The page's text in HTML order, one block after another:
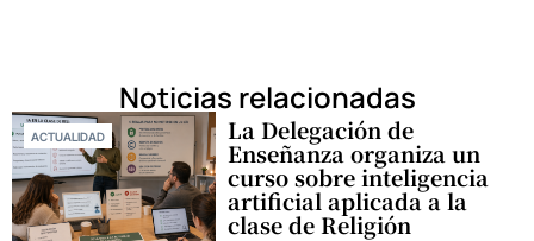
Noticias relacionadas
ACTUALIDAD La Delegación de
Enseñanza organiza un
curso sobre inteligencia
artificial aplicada a la
clase de Religión